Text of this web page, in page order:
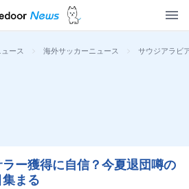
ース > 海外サッカーニュース > サウジアラビ
ー獲得に自信？今夏退団噂の
まる